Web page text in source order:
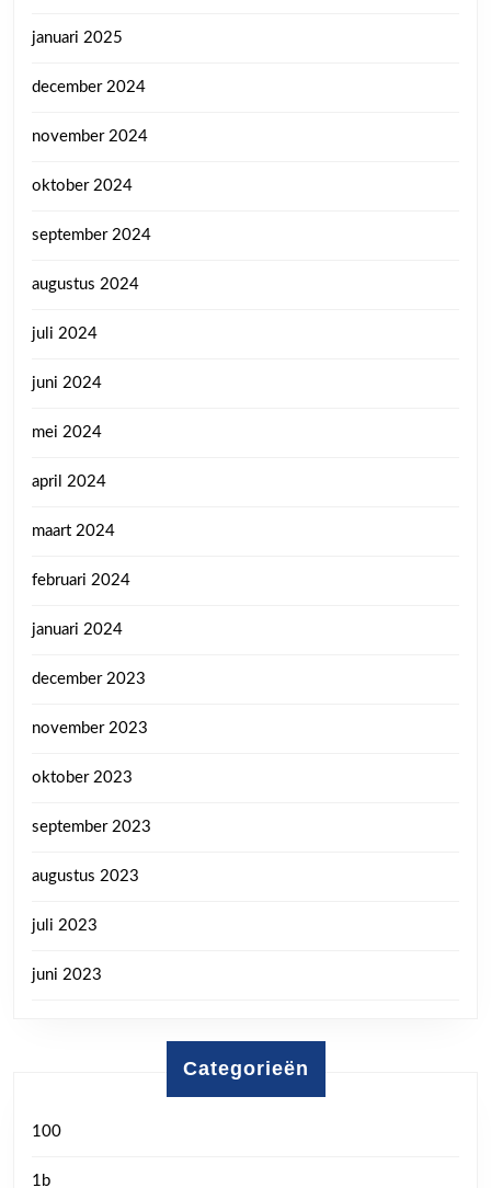
januari 2025
december 2024
november 2024
oktober 2024
september 2024
augustus 2024
juli 2024
juni 2024
mei 2024
april 2024
maart 2024
februari 2024
januari 2024
december 2023
november 2023
oktober 2023
september 2023
augustus 2023
juli 2023
juni 2023
Categorieën
100
1b